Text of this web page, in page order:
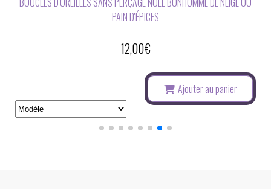
MARQUE-PAGE NOËL RENNE OU JULIE EN HIVER
5,00
Ajouter au panier